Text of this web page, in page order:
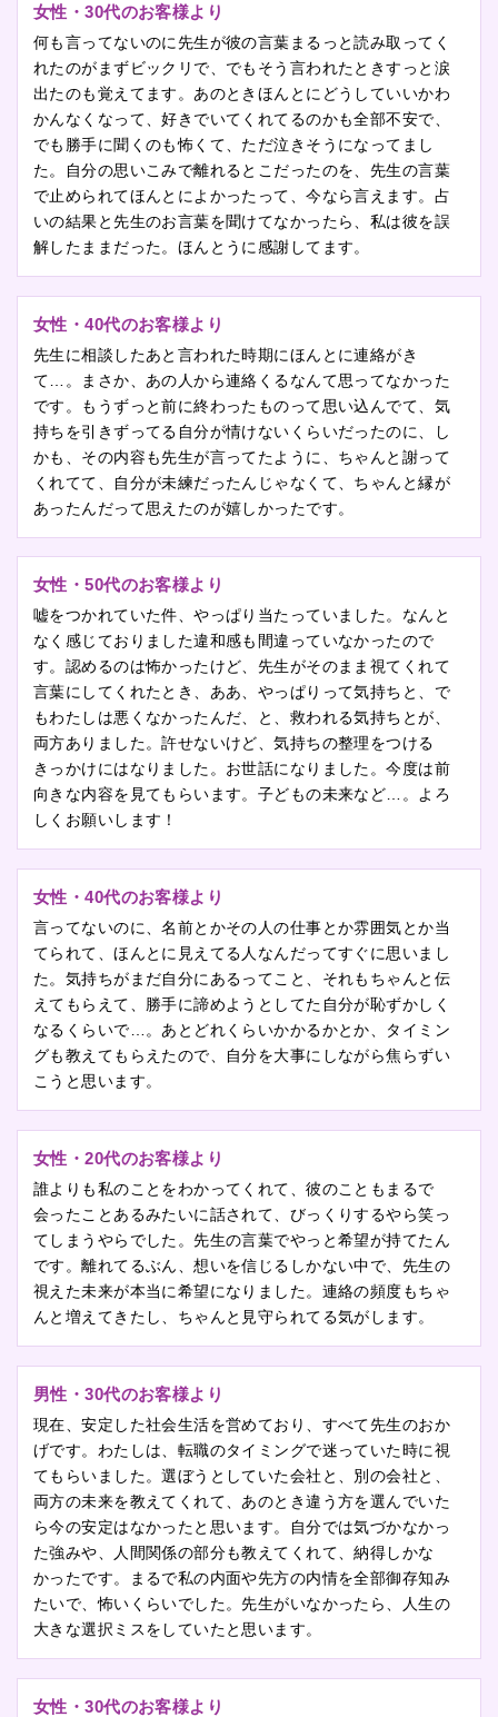
女性・30代のお客様より
何も言ってないのに先生が彼の言葉まるっと読み取ってく
れたのがまずビックリで、でもそう言われたときすっと涙
出たのも覚えてます。あのときほんとにどうしていいかわ
かんなくなって、好きでいてくれてるのかも全部不安で、
でも勝手に聞くのも怖くて、ただ泣きそうになってまし
た。自分の思いこみで離れるとこだったのを、先生の言葉
で止められてほんとによかったって、今なら言えます。占
いの結果と先生のお言葉を聞けてなかったら、私は彼を誤
解したままだった。ほんとうに感謝してます。
女性・40代のお客様より
先生に相談したあと言われた時期にほんとに連絡がき
て…。まさか、あの人から連絡くるなんて思ってなかった
です。もうずっと前に終わったものって思い込んでて、気
持ちを引きずってる自分が情けないくらいだったのに、し
かも、その内容も先生が言ってたように、ちゃんと謝って
くれてて、自分が未練だったんじゃなくて、ちゃんと縁が
あったんだって思えたのが嬉しかったです。
女性・50代のお客様より
嘘をつかれていた件、やっぱり当たっていました。なんと
なく感じておりました違和感も間違っていなかったので
す。認めるのは怖かったけど、先生がそのまま視てくれて
言葉にしてくれたとき、ああ、やっぱりって気持ちと、で
もわたしは悪くなかったんだ、と、救われる気持ちとが、
両方ありました。許せないけど、気持ちの整理をつける
きっかけにはなりました。お世話になりました。今度は前
向きな内容を見てもらいます。子どもの未来など…。よろ
しくお願いします！
女性・40代のお客様より
言ってないのに、名前とかその人の仕事とか雰囲気とか当
てられて、ほんとに見えてる人なんだってすぐに思いまし
た。気持ちがまだ自分にあるってこと、それもちゃんと伝
えてもらえて、勝手に諦めようとしてた自分が恥ずかしく
なるくらいで…。あとどれくらいかかるかとか、タイミン
グも教えてもらえたので、自分を大事にしながら焦らずい
こうと思います。
女性・20代のお客様より
誰よりも私のことをわかってくれて、彼のこともまるで
会ったことあるみたいに話されて、びっくりするやら笑っ
てしまうやらでした。先生の言葉でやっと希望が持てたん
です。離れてるぶん、想いを信じるしかない中で、先生の
視えた未来が本当に希望になりました。連絡の頻度もちゃ
んと増えてきたし、ちゃんと見守られてる気がします。
男性・30代のお客様より
現在、安定した社会生活を営めており、すべて先生のおか
げです。わたしは、転職のタイミングで迷っていた時に視
てもらいました。選ぼうとしていた会社と、別の会社と、
両方の未来を教えてくれて、あのとき違う方を選んでいた
ら今の安定はなかったと思います。自分では気づかなかっ
た強みや、人間関係の部分も教えてくれて、納得しかな
かったです。まるで私の内面や先方の内情を全部御存知み
たいで、怖いくらいでした。先生がいなかったら、人生の
大きな選択ミスをしていたと思います。
女性・30代のお客様より